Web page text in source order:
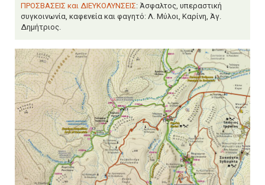
ΠΡΟΣΒΑΣΕΙΣ και ΔΙΕΥΚΟΛΥΝΣΕΙΣ: Άσφαλτος, υπεραστική
συγκοινωνία, καφενεία και φαγητό: Λ. Μύλοι, Καρίνη, Άγ.
Δημήτριος.